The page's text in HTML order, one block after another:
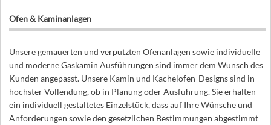
Ofen & Kaminanlagen
Unsere gemauerten und verputzten Ofenanlagen sowie individuelle
und moderne Gaskamin Ausführungen sind immer dem Wunsch des
Kunden angepasst. Unsere Kamin und Kachelofen-Designs sind in
höchster Vollendung, ob in Planung oder Ausführung. Sie erhalten
ein individuell gestaltetes Einzelstück, dass auf Ihre Wünsche und
Anforderungen sowie den gesetzlichen Bestimmungen abgestimmt